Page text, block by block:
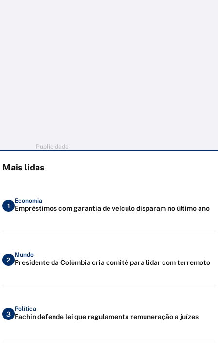
Publicidade
Mais lidas
1
Economia
Empréstimos com garantia de veículo disparam no último ano
2
Mundo
Presidente da Colômbia cria comitê para lidar com terremoto
3
Política
Fachin defende lei que regulamenta remuneração a juízes